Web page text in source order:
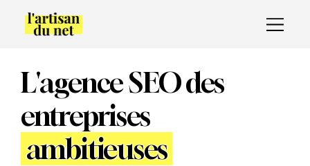
L'agence SEO des
entreprises
ambitieuses